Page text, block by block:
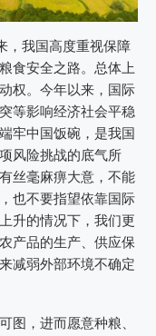
，我国高度重视保障
食安全之路。总体上
权。今年以来，国际
等影响经济社会平稳
牢中国饭碗，是我国
风险挑战的底气所
丝毫麻痹大意，不能
也不要指望依靠国际
升的情况下，我们更
产品的生产、供应保
减弱外部环境不确定
图，进而愿意种粮、